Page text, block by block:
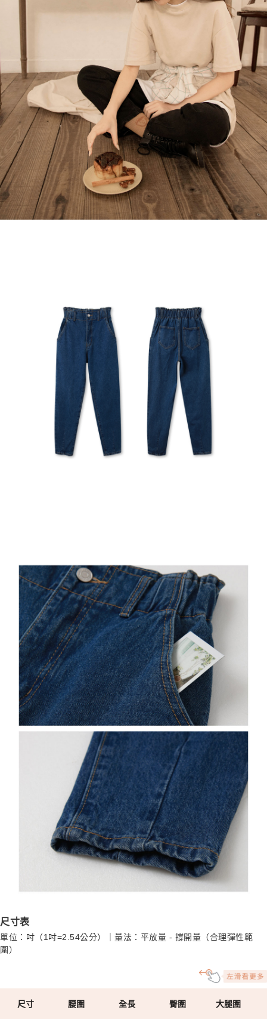
尺寸表
單位：吋（1吋=2.54公分）｜量法：平放量 - 撐開量（合理彈性範
圍）
尺寸 腰圍 全長 臀圍 大腿圍